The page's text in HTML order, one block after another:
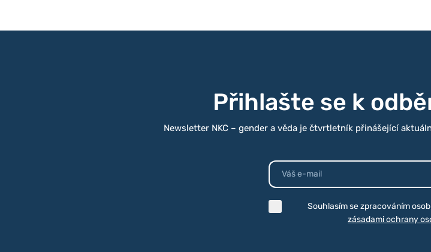
Přihlašte se k
Newsletter NKC – gender a věda je čtvrtletník přinášející
Souhlasím se zpracováním
zásadami ochrany